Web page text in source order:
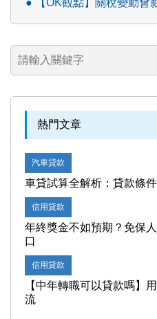
【OK觀點】關稅變動會
熱門文章
汽車貸款
車貸試算全解析：貸款條
信用貸款
年終獎金不如預期？免保
口
信用貸款
【中年轉職可以貸款嗎】
流